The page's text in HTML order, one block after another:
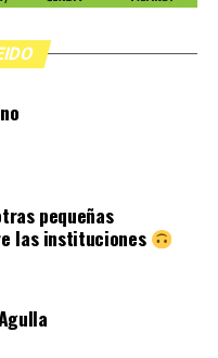
pequeñas
las instituciones